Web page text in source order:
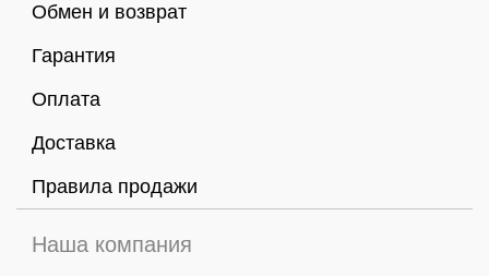
Обмен и возврат
Гарантия
Оплата
Доставка
Правила продажи
Наша компания